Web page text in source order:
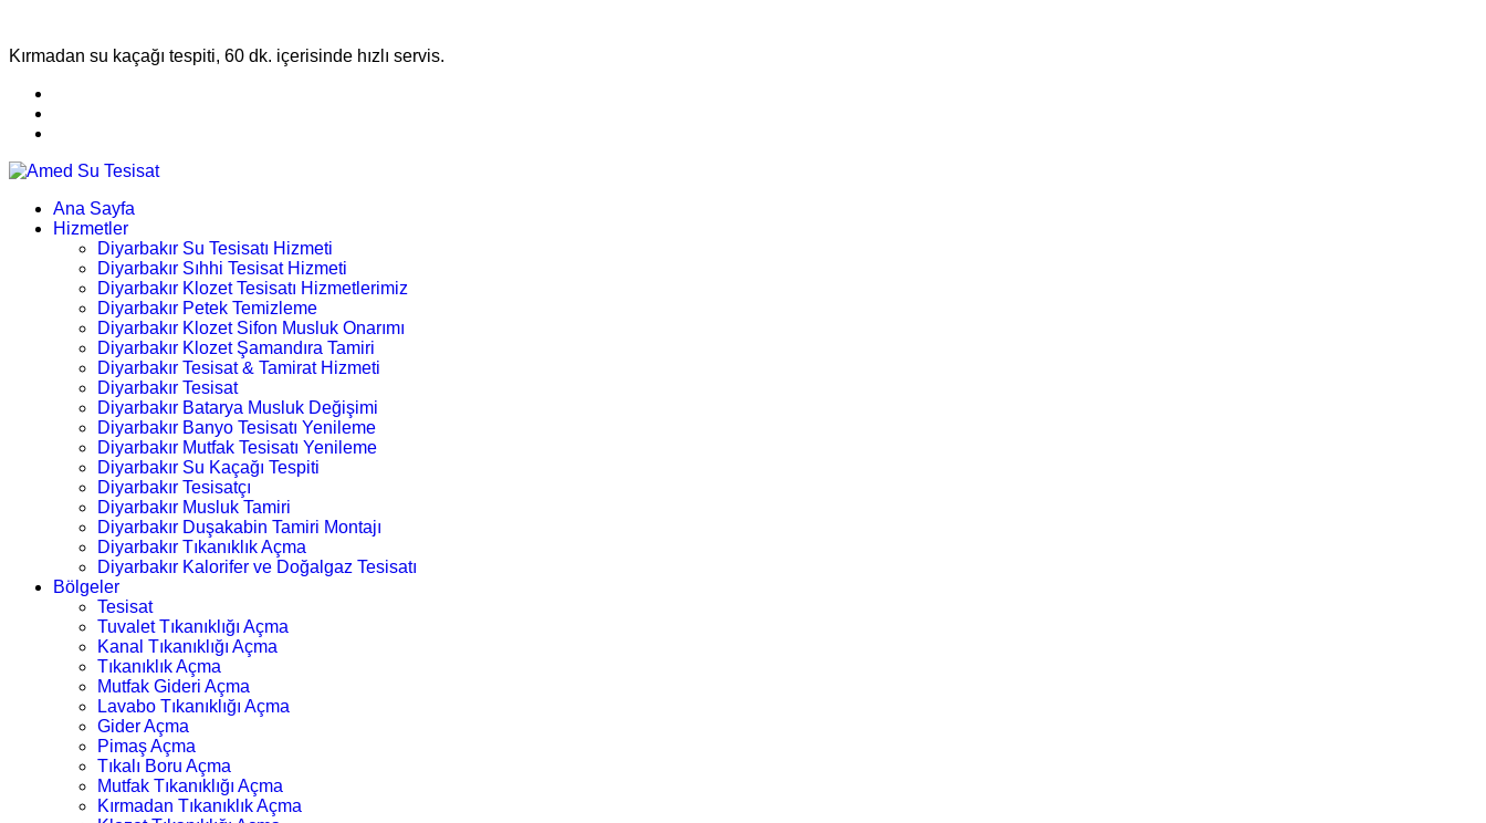
Kırmadan su kaçağı tespiti, 60 dk. içerisinde hızlı servis.
Ana Sayfa
Hizmetler
Diyarbakır Su Tesisatı Hizmeti
Diyarbakır Sıhhi Tesisat Hizmeti
Diyarbakır Klozet Tesisatı Hizmetlerimiz
Diyarbakır Petek Temizleme
Diyarbakır Klozet Sifon Musluk Onarımı
Diyarbakır Klozet Şamandıra Tamiri
Diyarbakır Tesisat & Tamirat Hizmeti
Diyarbakır Tesisat
Diyarbakır Batarya Musluk Değişimi
Diyarbakır Banyo Tesisatı Yenileme
Diyarbakır Mutfak Tesisatı Yenileme
Diyarbakır Su Kaçağı Tespiti
Diyarbakır Tesisatçı
Diyarbakır Musluk Tamiri
Diyarbakır Duşakabin Tamiri Montajı
Diyarbakır Tıkanıklık Açma
Diyarbakır Kalorifer ve Doğalgaz Tesisatı
Bölgeler
Tesisat
Tuvalet Tıkanıklığı Açma
Kanal Tıkanıklığı Açma
Tıkanıklık Açma
Mutfak Gideri Açma
Lavabo Tıkanıklığı Açma
Gider Açma
Pimaş Açma
Tıkalı Boru Açma
Mutfak Tıkanıklığı Açma
Kırmadan Tıkanıklık Açma